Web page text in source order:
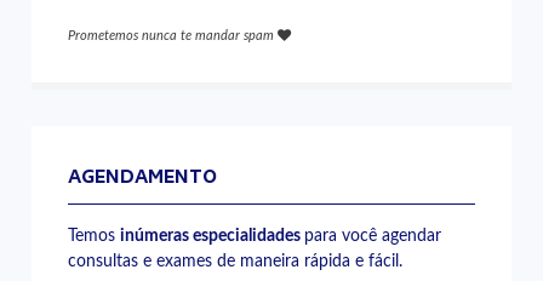
Prometemos nunca te mandar spam
AGENDAMENTO
Temosinúmeras especialidades para você agendar
consultas e exames de maneira rápida e fácil.